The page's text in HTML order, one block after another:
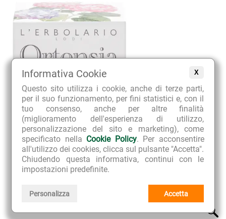
X
Informativa Cookie
Questo sito utilizza i cookie, anche di terze parti,
per il suo funzionamento, per fini statistici e, con il
tuo consenso, anche per altre finalità
(miglioramento dell'esperienza di utilizzo,
personalizzazione del sito e marketing), come
specificato nella Cookie Policy. Per acconsentire
all'utilizzo dei cookies, clicca sul pulsante "Accetta".
Chiudendo questa informativa, continui con le
impostazioni predefinite.
Personalizza Accetta